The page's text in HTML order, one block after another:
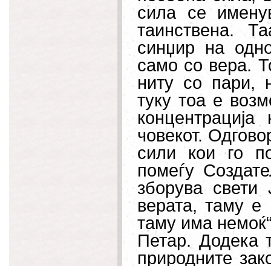
сила се
таинствена.
синџир на
само со вера.
ниту со пари,
туку тоа е
човекот.
сили кои го
помеѓу
зборува
верата, таму
таму има
Петар. Додека
природните